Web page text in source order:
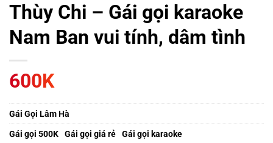
Thùy Chi – Gái gọi karaoke
Nam Ban vui tính, dâm tình
600K
Gái Gọi Lâm Hà
Gái gọi 500K Gái gọi giá rẻ Gái gọi karaoke